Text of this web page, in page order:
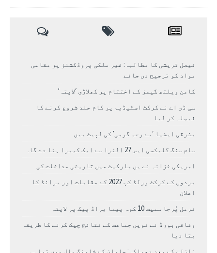
فیصل قریشی کا مطالبہ: غیر ملکی پروڈکشنز پر مقامی
مواد کو ترجیح دی جائے
کامن ویلتھ گیمز کے اختتام پر کھلاڑی ‘لاپتہ’
سی ڈی اے نے کرکٹ اسٹیڈیم پر کام جلد شروع کرنے کا
فیصلہ کر لیا
مشرقی ایشیا ‘بے رحم گرمی’ کی لپیٹ میں
سام سنگ گلیکسی ایس 27 الٹرا سے ایک کیمرا ہٹا دے گا.
امریکی خزانہ نے ین مارکیٹ میں تاریخی مداخلت کی
مردوں کے کرکٹ ورلڈ کپ 2027 کے مقامات اور برانڈ کا
اعلان
نرمل پُرجا سمیت 10 کوہ پیما براڈ پیک پر لاپتہ
وفاقی بورڈ نے نویں جماعت کے نتائج چیک کرنے کا طریقہ
بتا دیا
زلزلے کے بعد دھماکہ: جاپان کے شاپنگ مال میں تباہی